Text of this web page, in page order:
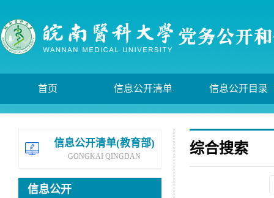
首页 信息公开清单 信息公开目录
信息公开清单(教育部)
GONGKAI QINGDAN
信息公开
综合搜索